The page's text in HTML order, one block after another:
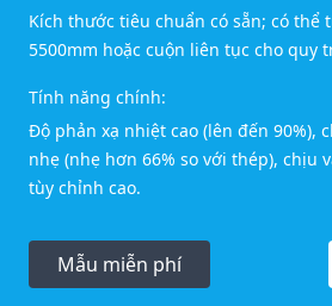
Kích thước tiêu chuẩn có sẵn; có thể
5500mm hoặc cuộn liên tục cho quy
Tính năng chính:
Độ phản xạ nhiệt cao (lên đến 90%),
nhẹ (nhẹ hơn 66% so với thép), chịu
tùy chỉnh cao.
Mẫu miễn phí